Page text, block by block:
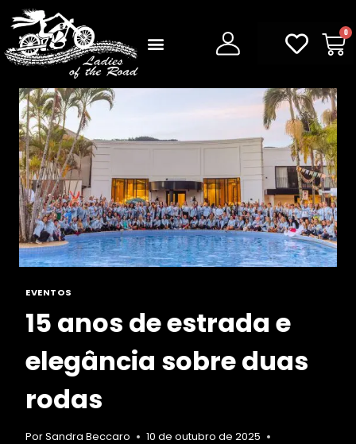
0
EVENTOS
15 anos de estrada e
elegância sobre duas
rodas
PorSandra Beccaro
10 de outubro de 2025